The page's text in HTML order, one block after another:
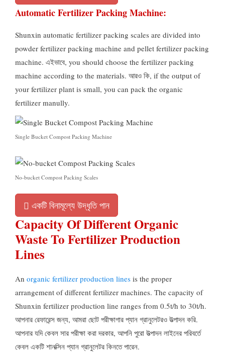
Automatic Fertilizer Packing Machine:
Shunxin automatic fertilizer packing scales are divided into
powder fertilizer packing machine and pellet fertilizer packing
machine. এইভাবে, you should choose the fertilizer packing
machine according to the materials. আরও কি, if the output of
your fertilizer plant is small, you can pack the organic
fertilizer manully.
Single Bucket Compost Packing Machine
No-bucket Compost Packing Scales
একটি বিনামূল্যে উদ্ধৃতি পান
Capacity Of Different Organic
Waste To Fertilizer Production
Lines
An organic fertilizer production lines is the proper
arrangement of different fertilizer machines. The capacity of
Shunxin fertilizer production line ranges from 0.5t/h to 30t/h.
আপনার রেফারেন্স জন্য, আমরা ছোট পরীক্ষাগার প্যান গ্রানুলেটরও উত্পাদন করি.
আপনার যদি কেবল সার পরীক্ষা করা দরকার, আপনি পুরো উত্পাদন লাইনের পরিবর্তে
কেবল একটি শানক্সিন প্যান গ্রানুলেটর কিনতে পারেন.